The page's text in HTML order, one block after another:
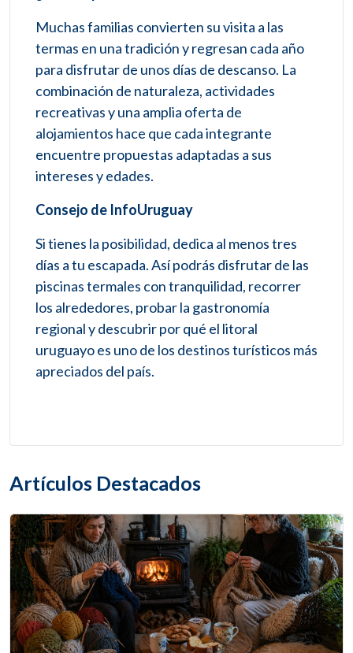
Muchas familias convierten su visita a las
termas en una tradición y regresan cada año
para disfrutar de unos días de descanso. La
combinación de naturaleza, actividades
recreativas y una amplia oferta de
alojamientos hace que cada integrante
encuentre propuestas adaptadas a sus
intereses y edades.
Consejo de InfoUruguay
Si tienes la posibilidad, dedica al menos tres
días a tu escapada. Así podrás disfrutar de las
piscinas termales con tranquilidad, recorrer
los alrededores, probar la gastronomía
regional y descubrir por qué el litoral
uruguayo es uno de los destinos turísticos más
apreciados del país.
Artículos Destacados